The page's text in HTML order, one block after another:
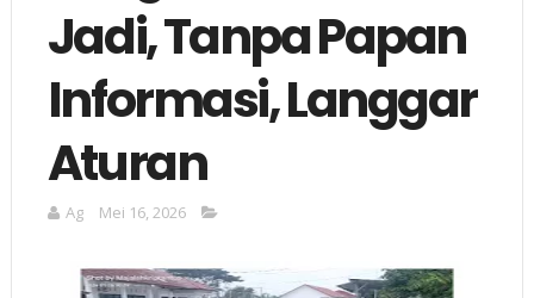
Jadi, Tanpa Papan
Informasi, Langgar
Aturan
Ag Mei 16, 2026